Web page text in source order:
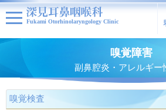
Fukami Otorhinolaryngology Clinic
嗅覚障害
副鼻腔炎・アレルギー
嗅覚検査